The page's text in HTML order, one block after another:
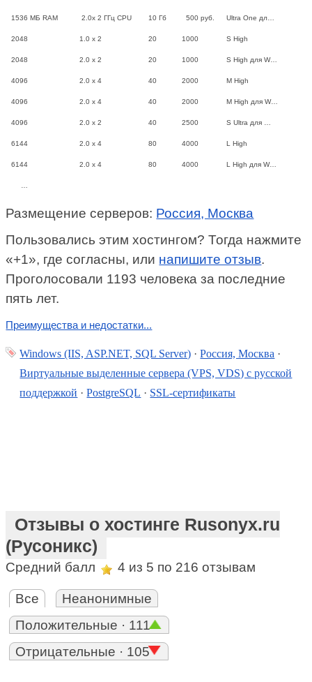
1536 МБ RAM 2.0x 2 ГГц CPU 10 Гб 500 руб. Ultra One дл…
2048 1.0 x 2 20 1000 S High
2048 2.0 x 2 20 1000 S High для W…
4096 2.0 x 4 40 2000 M High
4096 2.0 x 4 40 2000 M High для W…
4096 2.0 x 2 40 2500 S Ultra для …
6144 2.0 x 4 80 4000 L High
6144 2.0 x 4 80 4000 L High для W…
…
Размещение серверов: Россия, Москва
Пользовались этим хостингом? Тогда нажмите
«+1», где согласны, или напишите отзыв.
Проголосовали 1193 человека за последние
пять лет.
Преимущества и недостатки...
Windows (IIS, ASP.NET, SQL Server) ·Россия, Москва ·
Виртуальные выделенные сервера (VPS, VDS) с русской
поддержкой ·PostgreSQL · SSL-сертификаты
Отзывы о хостинге Rusonyx.ru
(Русоникс)
Средний балл 4 из 5 по 216 отзывам
Все
Неанонимные
Положительные · 111
Отрицательные · 105